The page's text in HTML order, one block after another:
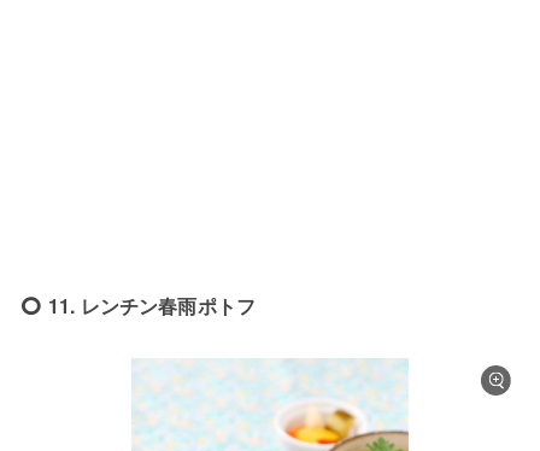
11. レンチン春雨ポトフ